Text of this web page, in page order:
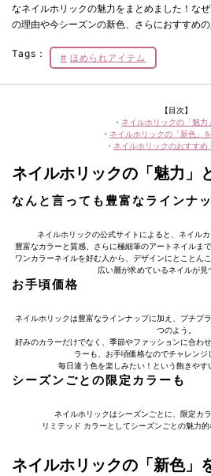
なネイルホリックの魅力をまとめました！な
の理由や今シーズンの新色、さらにおすすめの
Tags： ほめられアイテム
【目次】
・ ネイルホリックの「魅力
・ ネイルホリックの「新色」
・ ネイルホリックのおすすめ
ネイルホリックの「魅力」
なんと言っても豊富なラインナ
ネイルホリックの公式サイトによると、ネイルカ
豊富なカラーと質感、さらに極細筆のアートネイルま
ワンカラーネイルを好む人から、デザインにとことん
広い層が求めているネイルが見
お手頃価格
ネイルホリックは豊富なラインナップに加え、プチプ
つのよう。
好みのカラーだけでなく、季節やファッションに合わ
ラーも、お手頃価格なのでチャレンジ
毎日違う色を楽しみたい！という飽きやす
シーズンごとの限定カラーも
ネイルホリックはシーズンごとに、限定カ
リミテッド カラーとしてシーズンごとの魅力
ネイルホリックの「新色」